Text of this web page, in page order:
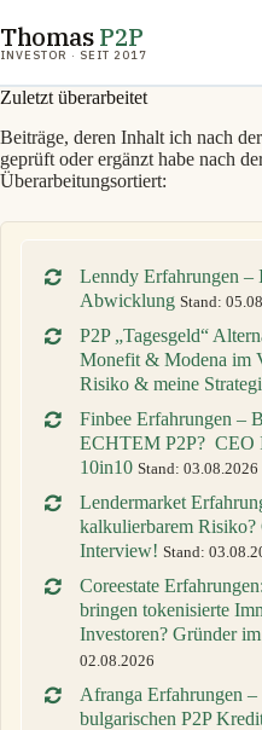
Inhalt
springen
ThomasP2P
INVESTOR · SEIT 2017
Zuletzt überarbeitet
Beiträge, deren Inhalt ich nach
geprüft oder ergänzt habe nach
Überarbeitungsortiert:
Lenndy Erfahrungen –
Abwicklung Stand:
P2P „Tagesgeld“
Monefit & Modena im
Risiko & meine
Finbee Erfahrungen –
ECHTEM P2P? CEO
10in10 Stand: 03.08.2026
Lendermarket
kalkulierbarem
Interview! Stand:
Coreestate
bringen tokenisierte
Investoren? Gründer
02.08.2026
Afranga Erfahrungen
bulgarischen P2P